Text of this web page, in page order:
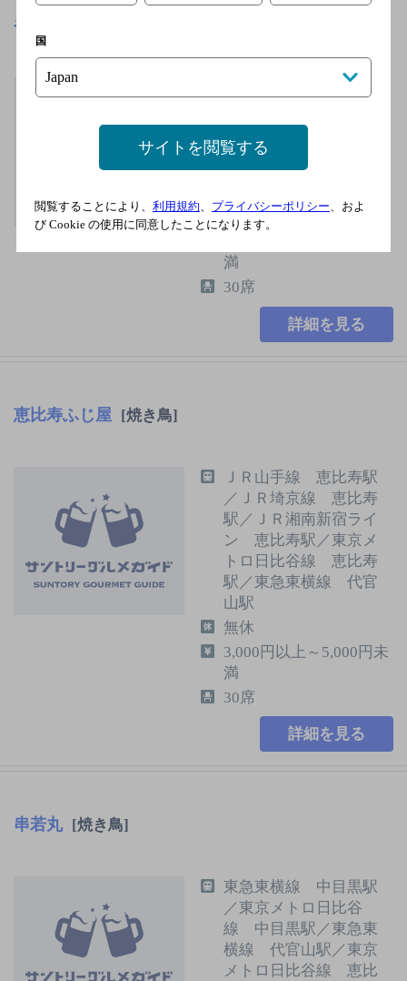
やきとり いっちゃん
東急東横線 中目黒駅
線 中目黒駅／東急東
横線 代官山駅／東京
メトロ日比谷線 恵比
無休
満
30席
詳細を見る
恵比寿ふじ屋 [焼き鳥]
ＪＲ山手線 恵比寿駅
／ＪＲ埼京線 恵比寿
駅／ＪＲ湘南新宿ライ
ン 恵比寿駅／東京メ
トロ日比谷線 恵比寿
駅／東急東横線 代官
山駅
無休
3,000円以上～5,000円未
満
30席
詳細を見る
串若丸 [焼き鳥]
東急東横線 中目黒駅
／東京メトロ日比谷
線 中目黒駅／東急東
横線 代官山駅／東京
メトロ日比谷線 恵比
国
サイトを閲覧する
閲覧することにより、 利用規約、 プライバシーポリシー、およ
び Cookie の使用に同意したことになります。